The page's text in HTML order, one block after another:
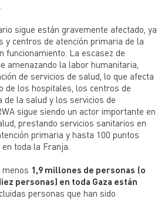
sigue están gravemente afectado, ya
y centros de atención primaria de la
funcionamiento. La escasez de
amenazando la labor humanitaria,
de servicios de salud, lo que afecta
de los hospitales, los centros de
de la salud y los servicios de
sigue siendo un actor importante en
prestando servicios sanitarios en
primaria y hasta 100 puntos
toda la Franja.
menos 1,9 millones de personas (o
personas) en toda Gaza están
personas que han sido